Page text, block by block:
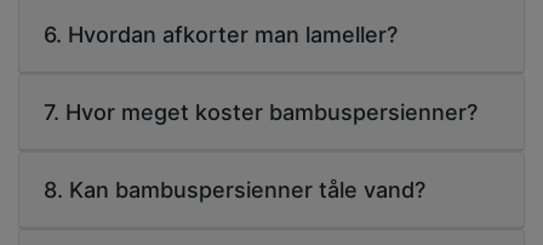
6. Hvordan afkorter man lameller?
7. Hvor meget koster bambuspersienner?
8. Kan bambuspersienner tåle vand?